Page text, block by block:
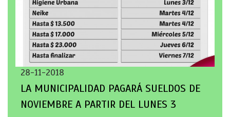
28-11-2018
LA MUNICIPALIDAD PAGARÁ SUELDOS DE
NOVIEMBRE A PARTIR DEL LUNES 3